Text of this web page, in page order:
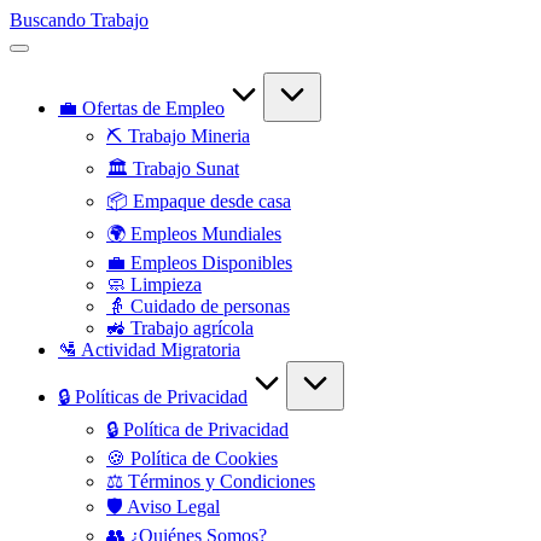
Saltar
al
Buscando Trabajo
Empleos
💼 Ofertas de Empleo
⛏️ Trabajo Mineria
🏛️ Trabajo Sunat
📦 Empaque desde casa
🌍 Empleos Mundiales
💼 Empleos Disponibles
🧼 Limpieza
👵 Cuidado de personas
🚜 Trabajo agrícola
🛂 Actividad Migratoria
🔒 Políticas de Privacidad
🔒 Política de Privacidad
🍪 Política de Cookies
⚖️ Términos y Condiciones
🛡️ Aviso Legal
👥 ¿Quiénes Somos?